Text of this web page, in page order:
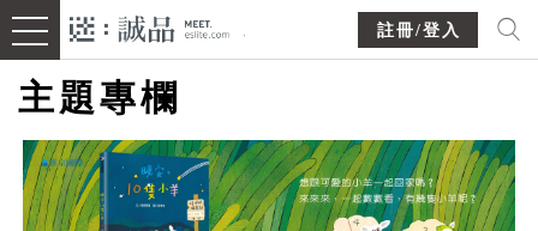
註冊/登入
主題專欄